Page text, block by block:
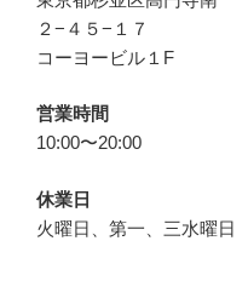
２−４５−１７
コーヨービル１F
営業時間
10:00〜20:00
休業日
火曜日、第一、三水曜日